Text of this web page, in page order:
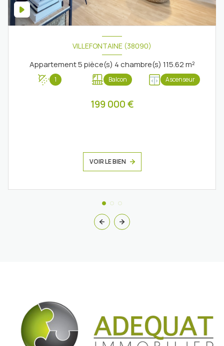
VILLEFONTAINE (38090)
Appartement 5 pièce(s) 4 chambre(s) 115.62 m²
1 Balcon Ascenseur
199 000 €
VOIR LE BIEN